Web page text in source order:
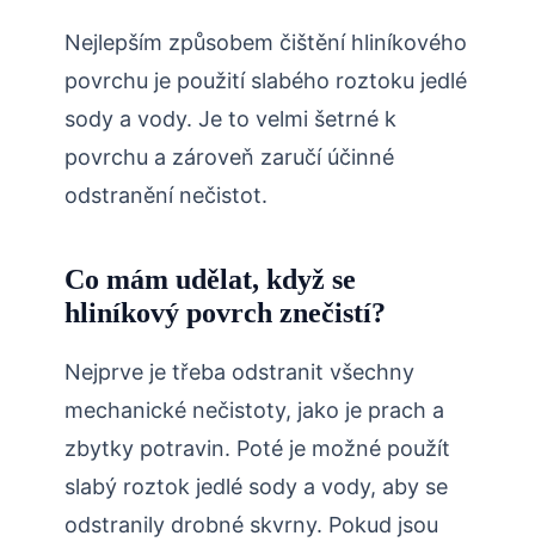
Nejlepším způsobem čištění hliníkového
povrchu je použití slabého roztoku jedlé
sody a vody. Je to velmi šetrné k
povrchu a zároveň zaručí účinné
odstranění nečistot.
Co mám udělat, když se
hliníkový povrch znečistí?
Nejprve je třeba odstranit všechny
mechanické nečistoty, jako je prach a
zbytky potravin. Poté je možné použít
slabý roztok jedlé sody a vody, aby se
odstranily drobné skvrny. Pokud jsou